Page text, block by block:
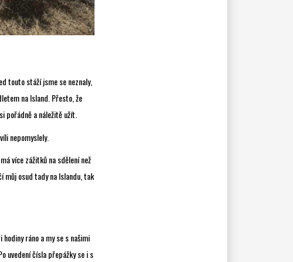
touto stáží jsme se neznaly,
na Island. Přesto, že
pořádně a náležitě užít.
nepomyslely.
více zážitků na sdělení než
můj osud tady na Islandu, tak
ráno a my se s našimi
uvedení čísla přepážky se i s